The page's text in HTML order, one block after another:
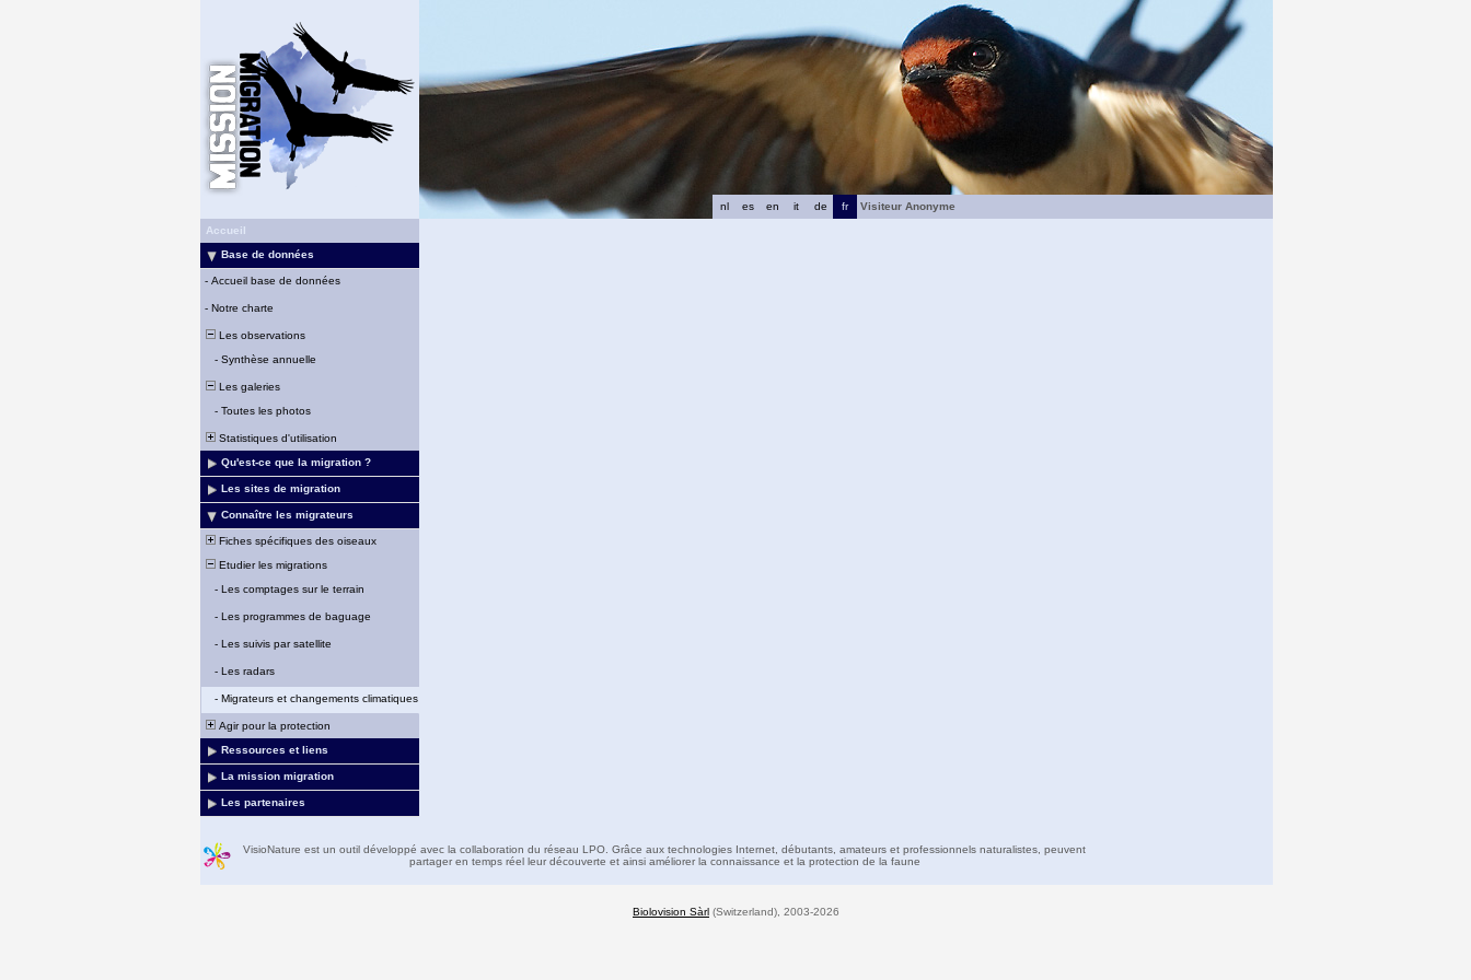
fr
de
it
en
es
nl
Visiteur Anonyme
Accueil
Base de données
- Accueil base de données
- Notre charte
Les observations
- Synthèse annuelle
Les galeries
- Toutes les photos
Statistiques d'utilisation
Qu'est-ce que la migration ?
Les sites de migration
Connaître les migrateurs
Fiches spécifiques des oiseaux
Etudier les migrations
- Les comptages sur le terrain
- Les programmes de baguage
- Les suivis par satellite
- Les radars
- Migrateurs et changements climatiques
Agir pour la protection
Ressources et liens
La mission migration
Les partenaires
VisioNature est un outil développé avec la collaboration du réseau LPO. Grâce aux technologies Internet, débutants, amateurs et professionnels naturalistes, peuvent
partager en temps réel leur découverte et ainsi améliorer la connaissance et la protection de la faune
Biolovision Sàrl (Switzerland), 2003-2026